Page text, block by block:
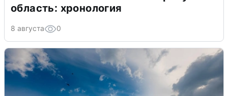
область: хронология
8 августа 0